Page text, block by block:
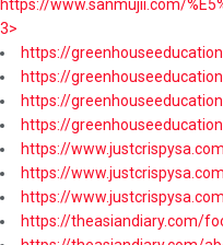
https://www.sanmujii.com/
3>
https://
https://
https://
https://
https://
https://
https://
https://theasiandiary.com/